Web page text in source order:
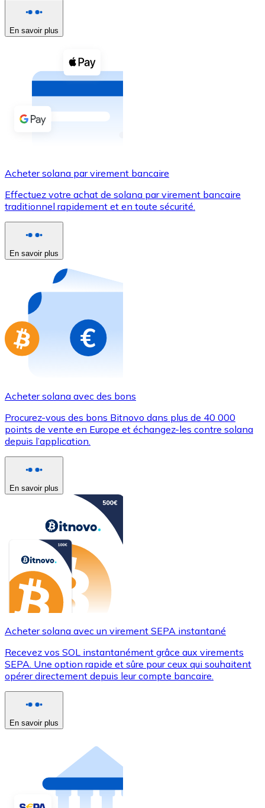
Voir toutes
Coupons crypto
Achetez des cryptomonnaies en espèces et d'autres
Acheter avec espèces
Virement SEPA
Utilisez les cartes Visa et Mastercard pour acheter
Acheter avec carte
Nouveau
Achetez des cartes-cadeaux de vos marques
Aller à la boutique de cartes-cadeaux
En savoir plus
Acheter solana par virement bancaire
Effectuez votre achat de solana par virement bancaire
traditionnel rapidement et en toute sécurité.
En savoir plus
Acheter solana avec des bons
Procurez-vous des bons Bitnovo dans plus de 40 000
points de vente en Europe et échangez-les contre solana
depuis l’application.
En savoir plus
Acheter solana avec un virement SEPA instantané
Recevez vos SOL instantanément grâce aux virements
SEPA. Une option rapide et sûre pour ceux qui souhaitent
opérer directement depuis leur compte bancaire.
En savoir plus